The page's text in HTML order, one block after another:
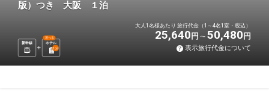
版）つき 大阪 １泊
新幹線 ホテル
選べる
1 泊
大人1名様あたり 旅行代金（1～4名1室・税込）
25,640 円 50,480 円
表示旅行代金について